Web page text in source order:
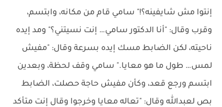
إنتوا مش شايفينه؟!" سامي قام من مكانه، وابتسم،
وقرب وقال: "أنا الدكتور سامي… إنت نسيتني؟" ومد إيده
ناحيته، لكن الضابط مسك إيده بسرعة وقال: "مفيش
لمس… طول ما هو معايا." سامي وقف لحظة، وبعدين
ابتسم ورجع قعد، وكأن مفيش حاجة حصلت، الضابط
بص لعبدالله وقال: "تعاله معايا وخرجوا وقال إنت متأكد